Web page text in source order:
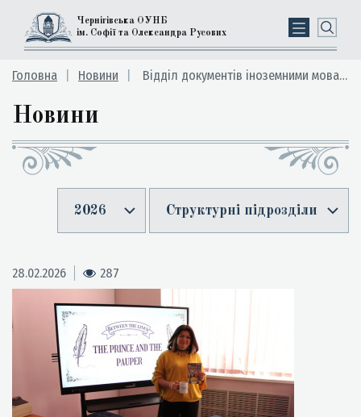
Чернігівська ОУНБ
ім. Софії та Олександра Русових
Головна Новини Відділ документів іноземними мовами
Новини
2026 Структурні підрозділи
28.02.2026 287